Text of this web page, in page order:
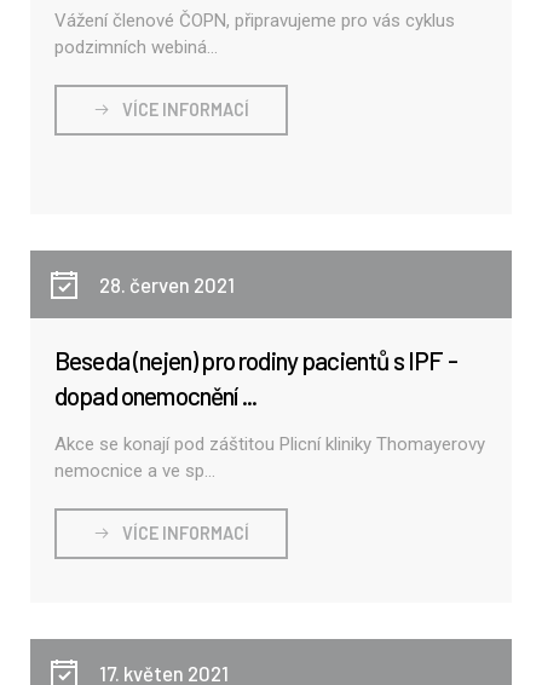
Vážení členové ČOPN, připravujeme pro vás cyklus
podzimních webiná...
VÍCE INFORMACÍ
28. červen 2021
Beseda (nejen) pro rodiny pacientů s IPF -
dopad onemocnění ...
Akce se konají pod záštitou Plicní kliniky Thomayerovy
nemocnice a ve sp...
VÍCE INFORMACÍ
17. květen 2021